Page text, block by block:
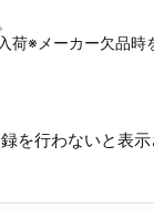
※メーカー欠品時
を行わないと表